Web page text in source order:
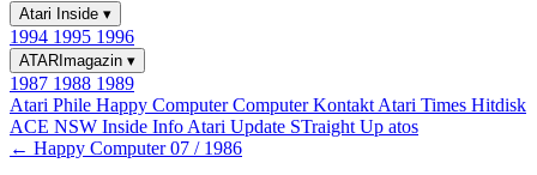
Atari Inside ▾
1994 1995 1996
ATARImagazin ▾
1987 1988 1989
Atari Phile Happy ComputerComputer Kontakt Atari Times Hitdisk
ACE NSW Inside Info Atari Update STraight Up atos
← Happy Computer 07 / 1986